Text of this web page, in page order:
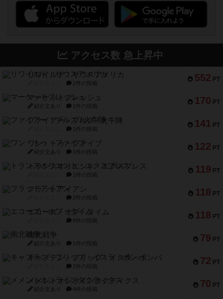
アクセス数 急上昇中
552 PT
リワイルド：サウスアメリカ
2件の投稿
170 PT
マーケットフレッシュ
紹介文あり 1件の投稿
141 PT
ファイアー・ブルズ / 火牛陣
1件の投稿
122 PT
ワン・トゥ・ファイブ
紹介文あり 1件の投稿
119 PT
トランスオリエント・エクスプレス
1件の投稿
118 PT
フラットアイアン
2件の投稿
118 PT
エコーズ・オブ・タイム
8件の投稿
79 PT
南北戦争
紹介文あり 1件の投稿
72 PT
キャプテン・フリップ：イスラ・ボンバ
2件の投稿
70 PT
メメントオンラインタクティクス
紹介文あり 4件の投稿